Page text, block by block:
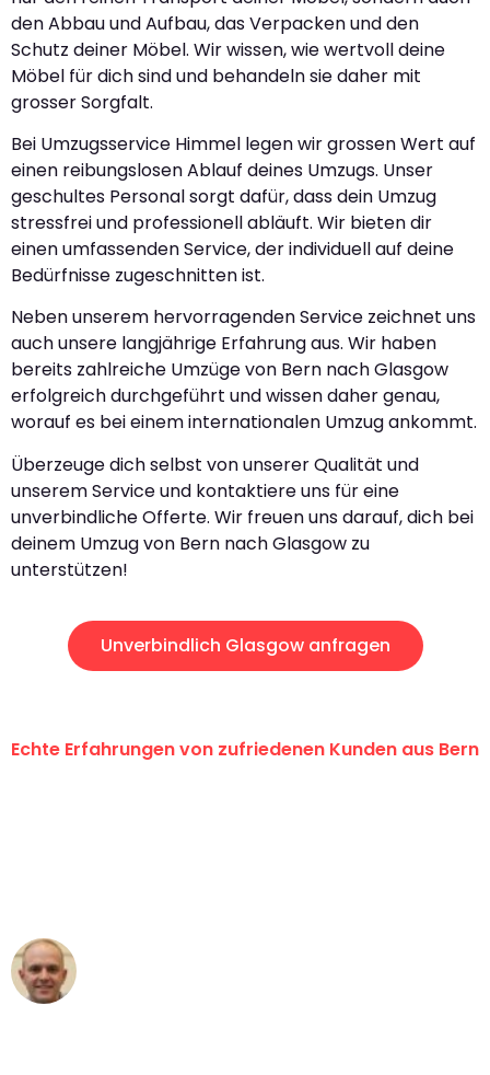
den Abbau und Aufbau, das Verpacken und den
Schutz deiner Möbel. Wir wissen, wie wertvoll deine
Möbel für dich sind und behandeln sie daher mit
grosser Sorgfalt.
Bei Umzugsservice Himmel legen wir grossen Wert auf
einen reibungslosen Ablauf deines Umzugs. Unser
geschultes Personal sorgt dafür, dass dein Umzug
stressfrei und professionell abläuft. Wir bieten dir
einen umfassenden Service, der individuell auf deine
Bedürfnisse zugeschnitten ist.
Neben unserem hervorragenden Service zeichnet uns
auch unsere langjährige Erfahrung aus. Wir haben
bereits zahlreiche Umzüge von Bern nach Glasgow
erfolgreich durchgeführt und wissen daher genau,
worauf es bei einem internationalen Umzug ankommt.
Überzeuge dich selbst von unserer Qualität und
unserem Service und kontaktiere uns für eine
unverbindliche Offerte. Wir freuen uns darauf, dich bei
deinem Umzug von Bern nach Glasgow zu
unterstützen!
Unverbindlich Glasgow anfragen
Echte Erfahrungen von zufriedenen Kunden aus Bern